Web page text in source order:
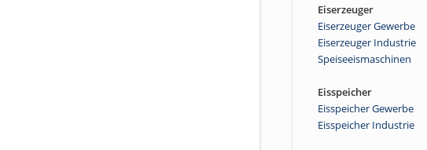
Eiserzeuger
Eiserzeuger Gewerbe
Eiserzeuger Industrie
Speiseeismaschinen
Eisspeicher
Eisspeicher Gewerbe
Eisspeicher Industrie